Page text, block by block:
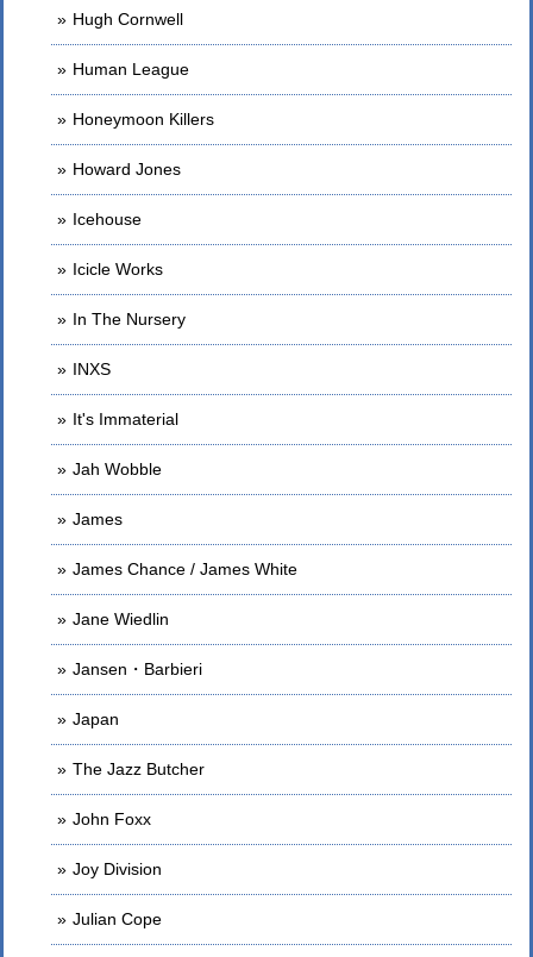
Hugh Cornwell
Human League
Honeymoon Killers
Howard Jones
Icehouse
Icicle Works
In The Nursery
INXS
It's Immaterial
Jah Wobble
James
James Chance / James White
Jane Wiedlin
Jansen・Barbieri
Japan
The Jazz Butcher
John Foxx
Joy Division
Julian Cope